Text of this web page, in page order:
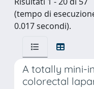
(tempo di
0.017 secondi).
A totally mini-
colorectal